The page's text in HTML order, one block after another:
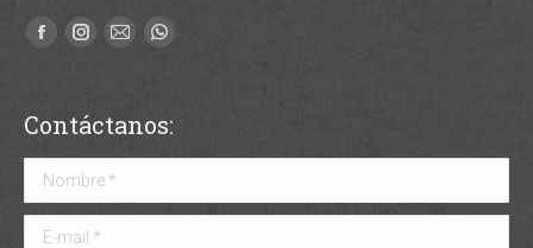
Facebook
in
new
window
Instagram
in
new
window
Mail
in
window
Whatsapp
in
window
Contáctanos:
Nombre *
E-mail *